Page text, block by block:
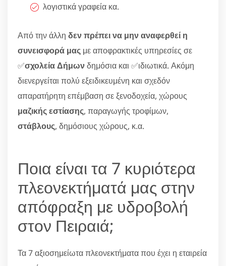
λογιστικά γραφεία κα.
Από την άλλη δεν πρέπει να μην αναφερθεί η
συνεισφορά μας με αποφρακτικές υπηρεσίες σε
✅σχολεία Δήμωνδημόσια και ✅ιδιωτικά. Ακόμη
διενεργείται πολύ εξειδικευμένη και σχεδόν
απαρατήρητη επέμβαση σε ξενοδοχεία, χώρους
μαζικής εστίασης, παραγωγής τροφίμων,
στάβλους, δημόσιους χώρους, κ.α.
Ποια είναι τα 7 κυριότερα
πλεονεκτήματά μας στην
απόφραξη με υδροβολή
στον Πειραιά;
Τα 7 αξιοσημείωτα πλεονεκτήματα που έχει η εταιρεία